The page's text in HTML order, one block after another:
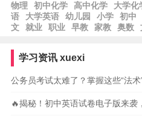
物理
初中化学 高中化学 大学化
语
大学英语 幼儿园 小学 初中
文
就业 职业 早教 家教 奥数
学习资讯 xuexi
公务员考试太难了？掌握这些“法术
🔥揭秘！初中英语试卷电子版来袭